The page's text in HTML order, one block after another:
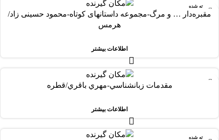
فروخته شده
مقبره‌دار … و مرگ-مجموعه داستانهای کوتاه-محمود حسینی زاد/
هرمس
اطلاعات بیشتر
مقدمات زبانشناسي-مهري باقري/قطره
اطلاعات بیشتر
فروخته شده